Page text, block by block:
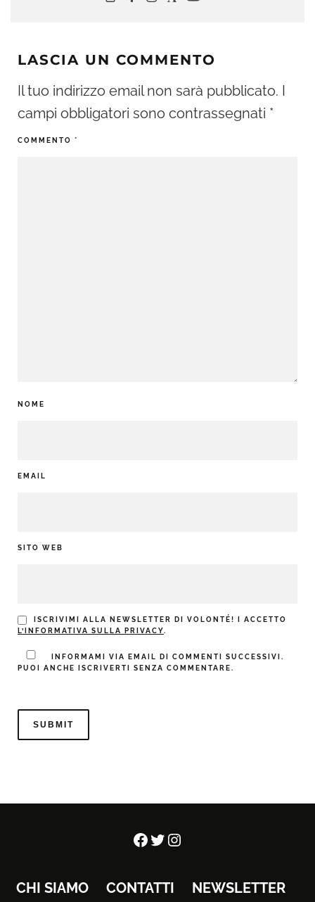
LASCIA UN COMMENTO
Il tuo indirizzo email non sarà pubblicato. I
campi obbligatori sono contrassegnati *
COMMENTO *
NOME
EMAIL
SITO WEB
ISCRIVIMI ALLA NEWSLETTER DI VOLONTÉ! I ACCETTO
L’INFORMATIVA SULLA PRIVACY.
INFORMAMI VIA EMAIL DI COMMENTI SUCCESSIVI.
PUOI ANCHE ISCRIVERTI SENZA COMMENTARE.
Facebook
Twitter
Instagram
CHI SIAMO CONTATTI NEWSLETTER